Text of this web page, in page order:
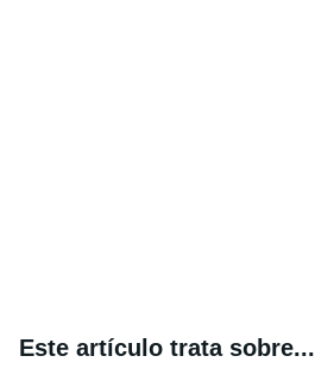
Este artículo trata sobre...